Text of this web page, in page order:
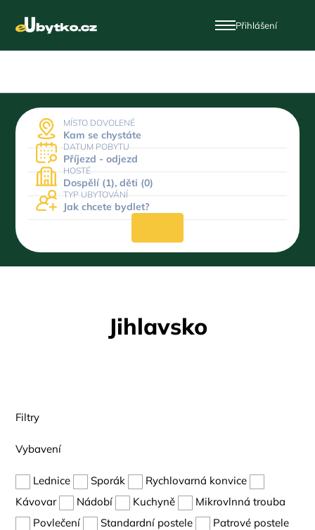
Přihlášení
MÍSTO DOVOLENÉ
Kam se chystáte
DATUM POBYTU
Příjezd - odjezd
HOSTÉ
Dospělí (1), děti (0)
TYP UBYTOVÁNÍ
Jak chcete bydlet?
Jihlavsko
Filtry
Vybavení
Lednice Sporák
Rychlovarná konvice
Kávovar
Nádobí Kuchyně
Mikrovlnná trouba
Povlečení
Standardní postele
Patrové postele